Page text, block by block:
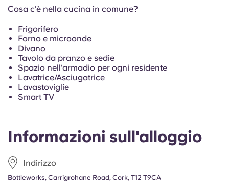
Informazioni sull'alloggio
Indirizzo
Bottleworks, Carrigrohane Road, Cork, T12 T9CA
Cosa c'è nella cucina in comune?
Frigorifero
Forno e microonde
Divano
Tavolo da pranzo e sedie
Spazio nell'armadio per ogni residente
Lavatrice/Asciugatrice
Lavastoviglie
Smart TV